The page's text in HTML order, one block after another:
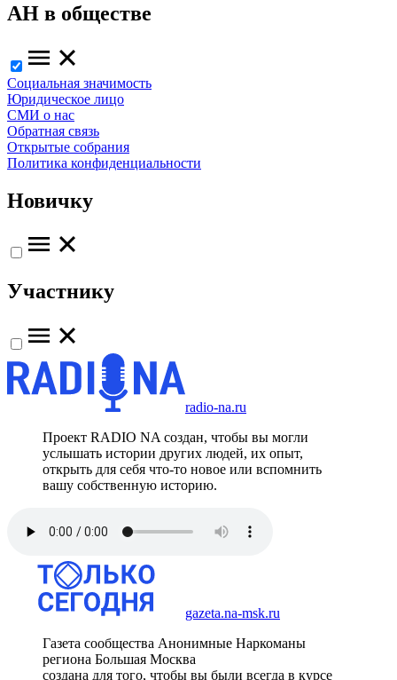
АН в обществе
Социальная значимость
Юридическое лицо
СМИ о нас
Обратная связь
Открытые собрания
Политика конфиденциальности
Новичку
Участнику
radio-na.ru
Проект RADIO NA создан, чтобы вы могли
услышать истории других людей, их опыт,
открыть для себя что-то новое или вспомнить
вашу собственную историю.
gazeta.na-msk.ru
Газета сообщества Анонимные Наркоманы
региона Большая Москва
создана для того, чтобы вы были всегда в курсе